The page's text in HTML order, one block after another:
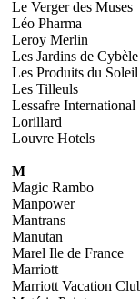
Le Verger des Muses
Léo Pharma
Leroy Merlin
Les Jardins de Cybèle
Les Produits du Soleil
Les Tilleuls
Lessafre International
Lorillard
Louvre Hotels
M
Magic Rambo
Manpower
Mantrans
Manutan
Marel Ile de France
Marriott
Marriott Vacation